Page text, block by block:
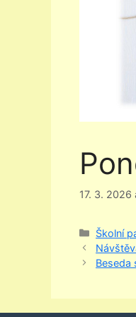
17. 3. 2026
Rubriky
Školní
Beseda